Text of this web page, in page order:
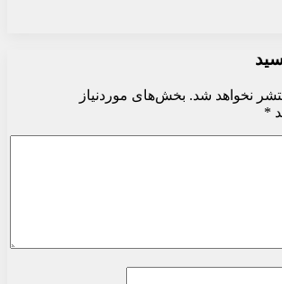
نخواهد شد. بخش‌های موردنیاز
*